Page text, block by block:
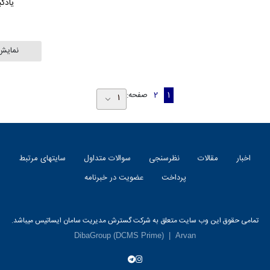
1
2 صفحه:
اخبار مقالات نظرسنجی سوالات متداول
سایتهای مرتبط
پرداخت
عضویت در خبرنامه
تمامی حقوق این وب سایت متعلق به شرکت گسترش مدیریت سامان ایساتیس میباشد.
DibaGroup (DCMS Prime) Arvan